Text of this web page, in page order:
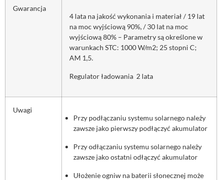
Gwarancja
4 lata na jakość wykonania i materiał / 19 lat
na moc wyjściową 90%, / 30 lat na moc
wyjściową 80% – Parametry są określone w
warunkach STC: 1000 W/m2; 25 stopni C;
AM 1,5.
Regulator ładowania 2 lata
Uwagi
Przy podłączaniu systemu solarnego należy
zawsze jako pierwszy podłączyć akumulator
Przy odłączaniu systemu solarnego należy
zawsze jako ostatni odłączyć akumulator
Ułożenie ogniw na baterii słonecznej może